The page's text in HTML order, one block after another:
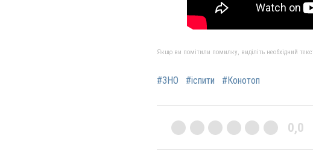
Якщо ви помітили помилку, виділіть необхідний
#ЗНО #іспити #Конотоп
0,0